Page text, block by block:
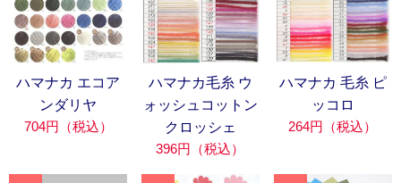
ハマナカ エコア
ンダリヤ
704円（税込）
ハマナカ毛糸 ウ
ォッシュコットン
クロッシェ
396円（税込）
ハマナカ 毛糸 ピ
ッコロ
264円（税込）